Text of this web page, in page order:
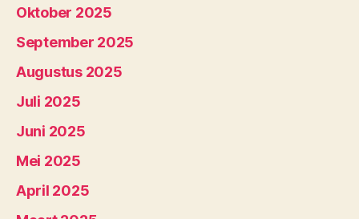
Oktober 2025
September 2025
Augustus 2025
Juli 2025
Juni 2025
Mei 2025
April 2025